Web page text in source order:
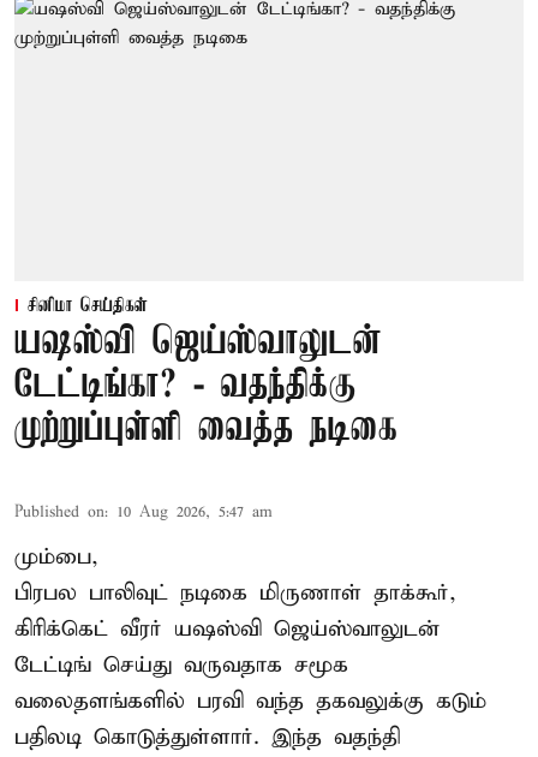
சினிமா செய்திகள்
யஷஸ்வி ஜெய்ஸ்வாலுடன்
டேட்டிங்கா? - வதந்திக்கு
முற்றுப்புள்ளி வைத்த நடிகை
Published on: 10 Aug 2026, 5:47 am
மும்பை,
பிரபல பாலிவுட் நடிகை மிருணாள் தாக்கூர்,
கிரிக்கெட் வீரர் யஷஸ்வி ஜெய்ஸ்வாலுடன்
டேட்டிங் செய்து வருவதாக சமூக
வலைதளங்களில் பரவி வந்த தகவலுக்கு கடும்
பதிலடி கொடுத்துள்ளார். இந்த வதந்தி